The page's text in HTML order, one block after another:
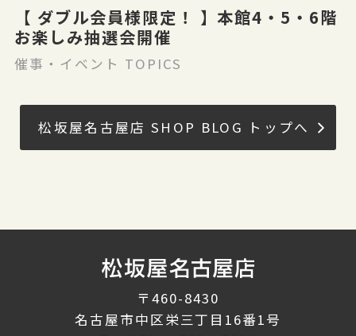
【 ダブル会員様限定！ 】本館4・5・6階
お楽しみ抽選会開催
催事・イベント TOPICS
松坂屋名古屋店 SHOP BLOG トップへ
〒460-8430
名古屋市中区栄三丁目16番1号